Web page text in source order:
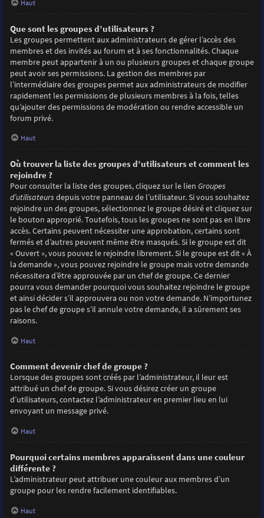
Haut
Que sont les groupes d’utilisateurs ?
Les groupes permettent aux administrateurs de gérer l’accès des
membres et des invités au forum et à ses fonctionnalités. Chaque
membre peut appartenir à un ou plusieurs groupes et chaque groupe
peut avoir ses permissions. La gestion des membres par
l’intermédiaire des groupes permet aux administrateurs de modifier
rapidement les permissions de plusieurs membres à la fois, telles
qu’ajouter des permissions de modération ou rendre accessible un
forum privé.
Haut
Où trouver la liste des groupes d’utilisateurs et comment les
rejoindre ?
Pour consulter la liste des groupes, cliquez sur le lien Groupes
d’utilisateurs depuis votre panneau de l’utilisateur. Si vous souhaitez
rejoindre un des groupes, sélectionnez le groupe désiré et cliquez sur
le bouton approprié. Toutefois, tous les groupes ne sont pas en libre
accès. Certains peuvent nécessiter une approbation, certains sont
fermés et d’autres peuvent même être masqués. Si le groupe est dit
« Ouvert », vous pouvez le rejoindre librement. Si le groupe est dit « À
la demande », vous pouvez rejoindre le groupe mais votre demande
nécessitera d’être approuvée par un chef de groupe. Ce dernier
pourra vous demander pourquoi vous souhaitez rejoindre le groupe
et ainsi décider s’il approuvera ou non votre demande. N’importunez
pas le chef de groupe s’il annule votre demande, il a sûrement ses
raisons.
Haut
Comment devenir chef de groupe ?
Lorsque des groupes sont créés par l’administrateur, il leur est
attribué un chef de groupe. Si vous désirez créer un groupe
d’utilisateurs, contactez l’administrateur en premier lieu en lui
envoyant un message privé.
Haut
Pourquoi certains membres apparaissent dans une couleur
différente ?
L’administrateur peut attribuer une couleur aux membres d’un
groupe pour les rendre facilement identifiables.
Haut